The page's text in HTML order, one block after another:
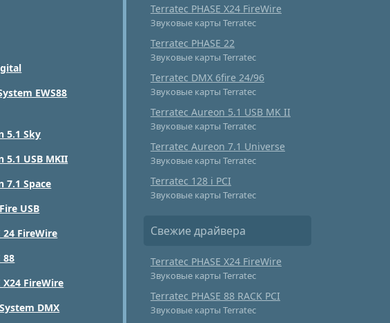
EWS88
5.1 Sky
5.1 USB MKII
7.1 Space
USB
24 FireWire
88
X24 FireWire
DMX
Terratec PHASE X24 FireWire
Звуковые карты Terratec
Terratec PHASE 22
Звуковые карты Terratec
Terratec DMX 6fire 24/96
Звуковые карты Terratec
Terratec Aureon 5.1 USB MK II
Звуковые карты Terratec
Terratec Aureon 7.1 Universe
Звуковые карты Terratec
Terratec 128 i PCI
Звуковые карты Terratec
Свежие драйвера
Terratec PHASE X24 FireWire
Звуковые карты Terratec
Terratec PHASE 88 RACK PCI
Звуковые карты Terratec